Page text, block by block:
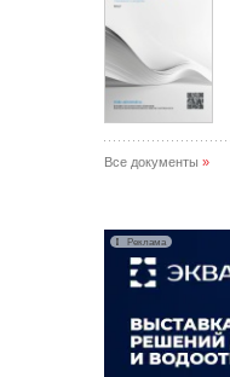
Все документы »
Реклама